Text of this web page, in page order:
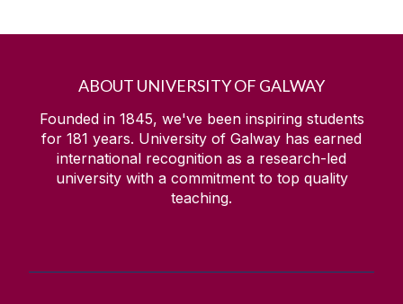
ABOUT UNIVERSITY OF GALWAY
Founded in 1845, we've been inspiring students
for 181 years. University of Galway has earned
international recognition as a research-led
university with a commitment to top quality
teaching.